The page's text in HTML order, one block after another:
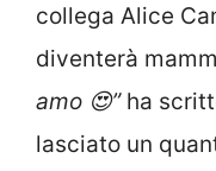
collega Alice
diventerà
amo 😍”ha
lasciato un